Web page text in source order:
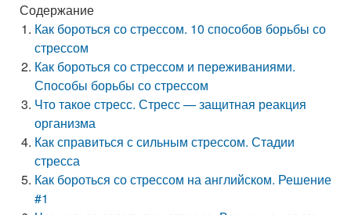
Содержание
Как бороться со стрессом. 10 способов борьбы со
стрессом
Как бороться со стрессом и переживаниями.
Способы борьбы со стрессом
Что такое стресс. Стресс — защитная реакция
организма
Как справиться с сильным стрессом. Стадии
стресса
Как бороться со стрессом на английском. Решение
#1